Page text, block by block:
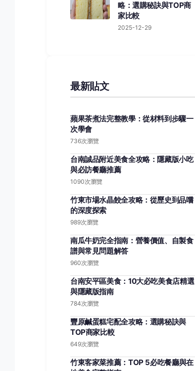
略：選購秘訣與TOP商
家比較
2025-12-29
最新貼文
蘋果茶煮法完整教學：從材料到步驟一
次學會
736次瀏覽
台南誠品附近美食全攻略：隱藏版小吃
與必訪餐廳推薦
1090次瀏覽
竹東市場水晶餃全攻略：從歷史到品嚐
的深度探索
989次瀏覽
南瓜牛奶完全指南：營養價值、自製食
譜與常見問題解答
960次瀏覽
台南安平區美食：10大必吃美食店精選
與隱藏版指南
784次瀏覽
豐原鹹蛋糕宅配全攻略：選購秘訣與
TOP商家比較
649次瀏覽
竹東客家菜推薦：TOP 5必吃餐廳與在